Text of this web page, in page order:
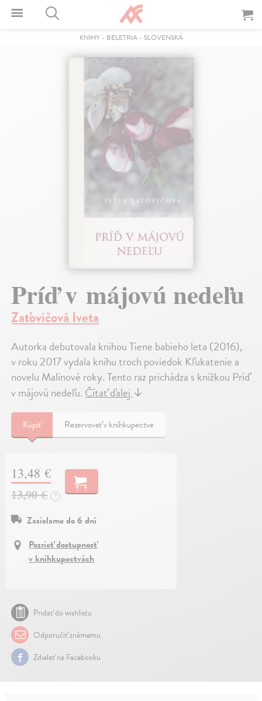
KNIHY- BELETRIA- SLOVENSKÁ
Príď v májovú nedeľu
Zaťovičová Iveta
Autorka debutovala knihou Tiene babieho leta (2016),
v roku 2017 vydala knihu troch poviedok Kľukatenie a
novelu Malinové roky. Tento raz prichádza s knižkou Príď
v májovú nedeľu.Čítať ďalej↓
Kúpiť Rezervovať v kníhkupectve
13,48 €
13,90 € ?
Zasielame do 6 dní
Pozrieť dostupnosť
v kníhkupectvách
Pridať do wishlistu
Odporučiť známemu
Zdielať na Facebooku